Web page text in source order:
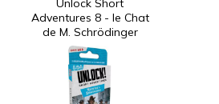
Unlock Short
Adventures 8 - le Chat
de M. Schrödinger